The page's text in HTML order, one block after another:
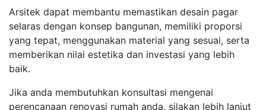
Arsitek dapat membantu memastikan desain pagar
selaras dengan konsep bangunan, memiliki proporsi
yang tepat, menggunakan material yang sesuai, serta
memberikan nilai estetika dan investasi yang lebih
baik.
Jika anda membutuhkan konsultasi mengenai
perencanaan renovasi rumah anda, silakan lebih lanjut